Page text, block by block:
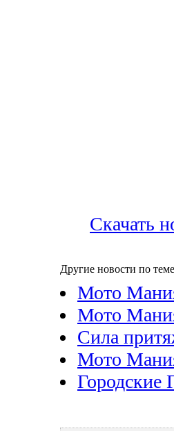
Скачать
Другие новости по
Мото
Мото
Сила
Мото
Городские